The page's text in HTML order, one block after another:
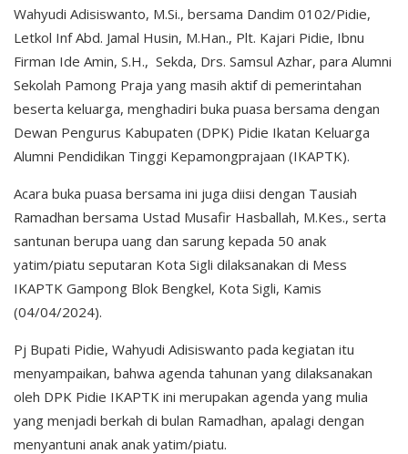
Wahyudi Adisiswanto, M.Si., bersama Dandim 0102/Pidie,
Letkol Inf Abd. Jamal Husin, M.Han., Plt. Kajari Pidie, Ibnu
Firman Ide Amin, S.H., Sekda, Drs. Samsul Azhar, para Alumni
Sekolah Pamong Praja yang masih aktif di pemerintahan
beserta keluarga, menghadiri buka puasa bersama dengan
Dewan Pengurus Kabupaten (DPK) Pidie Ikatan Keluarga
Alumni Pendidikan Tinggi Kepamongprajaan (IKAPTK).
Acara buka puasa bersama ini juga diisi dengan Tausiah
Ramadhan bersama Ustad Musafir Hasballah, M.Kes., serta
santunan berupa uang dan sarung kepada 50 anak
yatim/piatu seputaran Kota Sigli dilaksanakan di Mess
IKAPTK Gampong Blok Bengkel, Kota Sigli, Kamis
(04/04/2024).
Pj Bupati Pidie, Wahyudi Adisiswanto pada kegiatan itu
menyampaikan, bahwa agenda tahunan yang dilaksanakan
oleh DPK Pidie IKAPTK ini merupakan agenda yang mulia
yang menjadi berkah di bulan Ramadhan, apalagi dengan
menyantuni anak anak yatim/piatu.